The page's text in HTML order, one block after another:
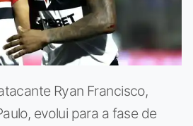
Ryan Francisco,
evolui para a fase de